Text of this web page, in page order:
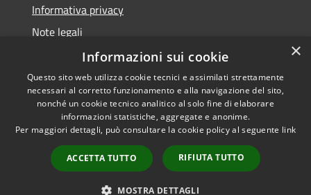
Informativa privacy
Note legali
Dichiarazione di accessibilità
RSS
Accessibilità
Copyright © 2026 • Comune di
Vergiate • Powered by
Municipium•
Accesso
redazione
×
Informazioni sui cookie
Questo sito web utilizza cookie tecnici e assimilati strettamente
necessari al corretto funzionamento e alla navigazione del sito,
nonché un cookie tecnico analitico al solo fine di elaborare
informazioni statistiche, aggregate e anonime.
Per maggiori dettagli, può consultare la cookie policy al seguente link
ACCETTA TUTTO RIFIUTA TUTTO
MOSTRA DETTAGLI